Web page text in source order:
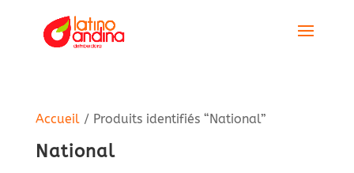
Accueil/ Produits identifiés “National”
National